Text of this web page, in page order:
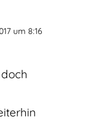
um 8:16